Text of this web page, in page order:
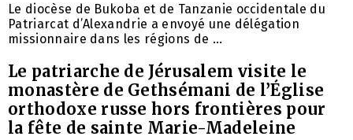
Le diocèse de Bukoba et de Tanzanie occidentale du
Patriarcat d’Alexandrie a envoyé une délégation
missionnaire dans les régions de ...
Le patriarche de Jérusalem visite le
monastère de Gethsémani de l’Église
orthodoxe russe hors frontières pour
la fête de sainte Marie-Madeleine